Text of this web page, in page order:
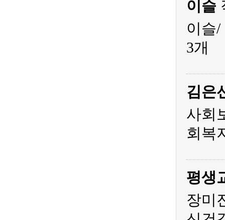
이슬
이슬
3개
김은
사회
회복
평생
장미